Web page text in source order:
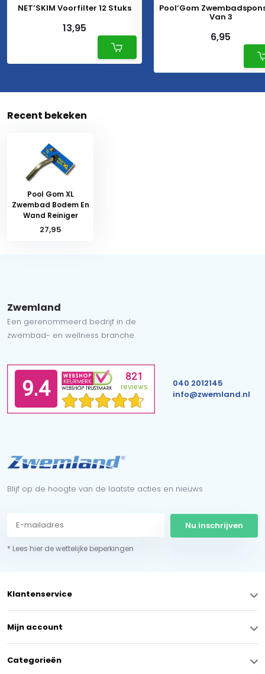
NET’SKIM Voorfilter 12 Stuks
13,95
Pool’Gom
Van 3
6,95
Recent bekeken
Pool Gom XL
Zwembad Bodem En
Wand Reiniger
27,95
Zwemland
Een gerenommeerd bedrijf in de
zwembad- en wellness branche.
040 2012145
info@zwemland.nl
Blijf op de hoogte van de laatste acties en nieuws
Nu inschrijven
* Lees hier de wettelijke beperkingen
Klantenservice
Mijn account
Categorieën